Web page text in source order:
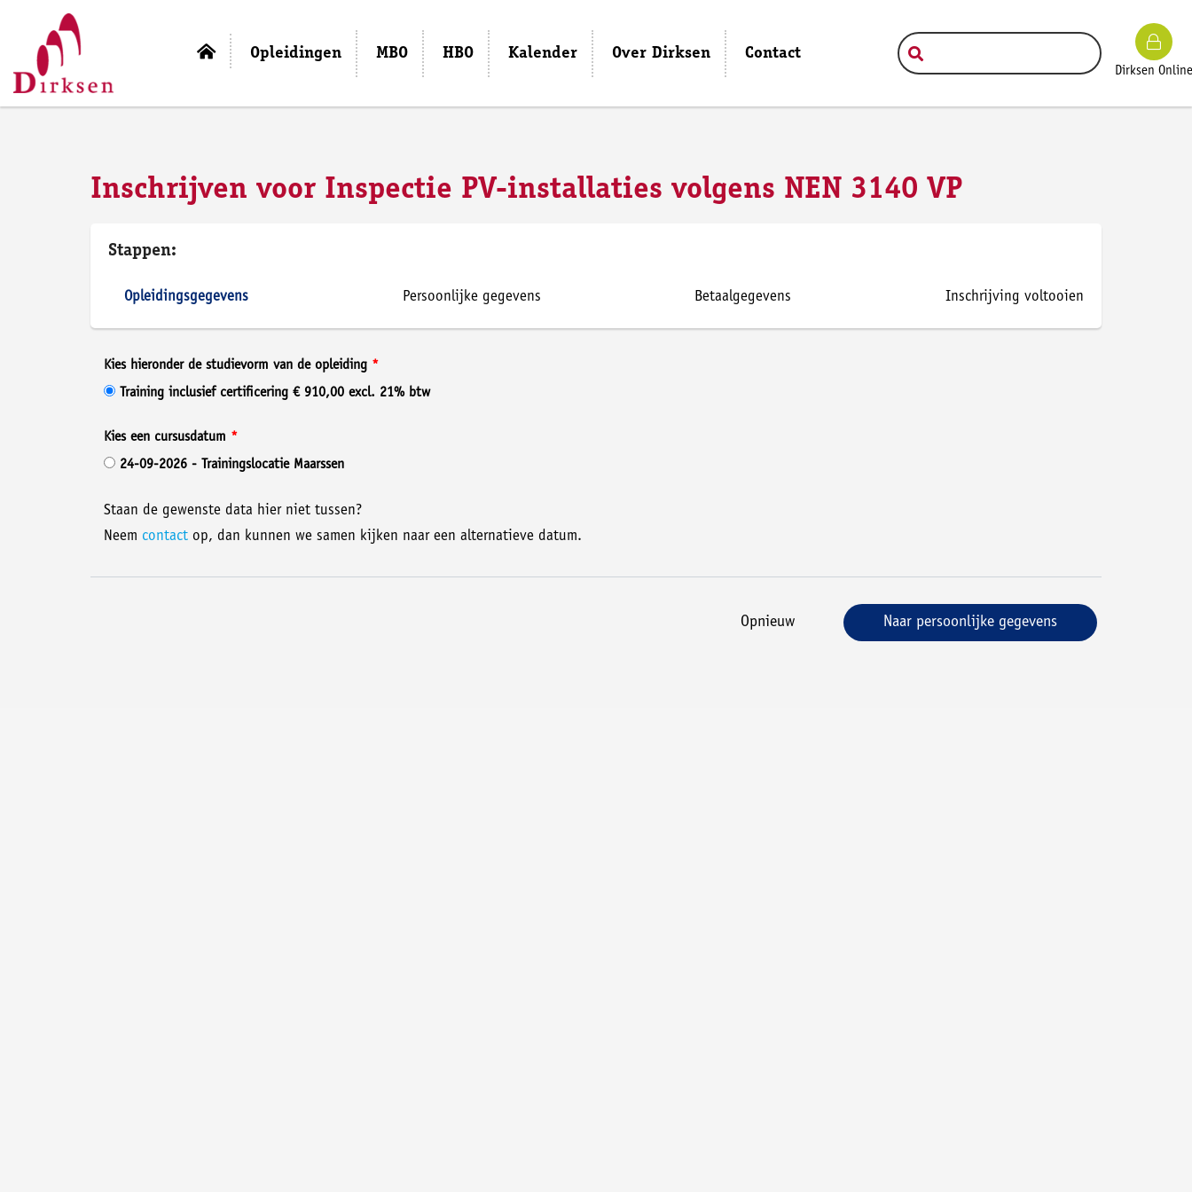
Opleidingen MBO HBO Kalender Over Dirksen Contact
Dirksen Online
Inschrijven voor Inspectie PV-installaties volgens NEN 3140 VP
Stappen:
Opleidingsgegevens Persoonlijke gegevens Betaalgegevens Inschrijving voltooien
Kies hieronder de studievorm van de opleiding
Training inclusief certificering € 910,00 excl. 21% btw
Kies een cursusdatum
24-09-2026 - Trainingslocatie Maarssen
Staan de gewenste data hier niet tussen?
Neem contact op, dan kunnen we samen kijken naar een alternatieve datum.
Naar persoonlijke gegevens
opnieuw